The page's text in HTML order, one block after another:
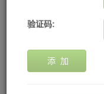
验证码:
添 加